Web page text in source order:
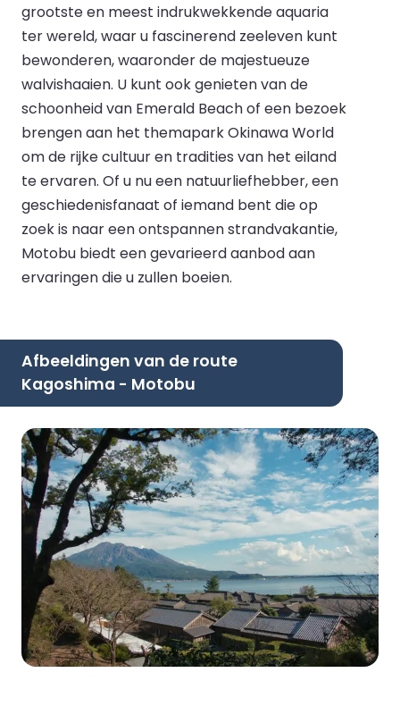
grootste en meest indrukwekkende aquaria
ter wereld, waar u fascinerend zeeleven kunt
bewonderen, waaronder de majestueuze
walvishaaien. U kunt ook genieten van de
schoonheid van Emerald Beach of een bezoek
brengen aan het themapark Okinawa World
om de rijke cultuur en tradities van het eiland
te ervaren. Of u nu een natuurliefhebber, een
geschiedenisfanaat of iemand bent die op
zoek is naar een ontspannen strandvakantie,
Motobu biedt een gevarieerd aanbod aan
ervaringen die u zullen boeien.
Afbeeldingen van de route
Kagoshima - Motobu